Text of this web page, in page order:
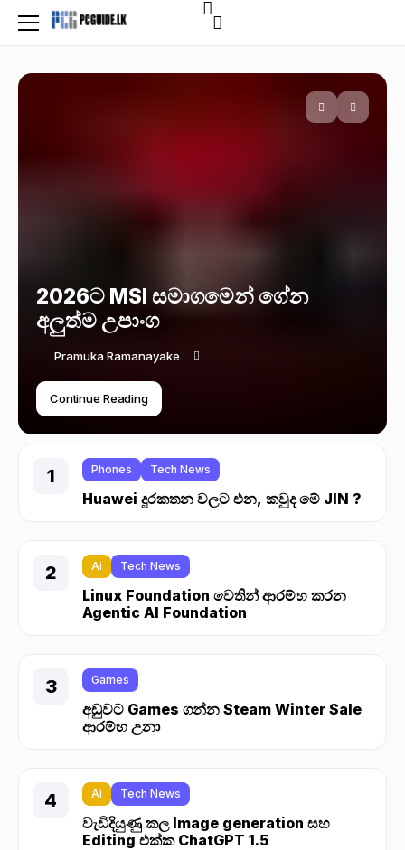
2026ට MSI සමාගමෙන් ගේන
අලුත්ම උපාංග
Pramuka Ramanayake
Continue Reading
Phones Tech News
Huawei දුරකතන වලට එන, කවුද මේ JIN ?
Ai Tech News
Linux Foundation වෙතින් ආරම්භ කරන
Agentic AI Foundation
Games
අඩුවට Games ගන්න Steam Winter Sale
ආරම්භ උනා
Ai Tech News
වැඩිදියුණු කල Image generation සහ
Editing එක්ක ChatGPT 1.5